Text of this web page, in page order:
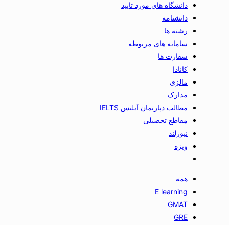
دانشگاه های مورد تایید
دانشنامه
رشته ها
سامانه های مربوطه
سفارت ها
کانادا
مالزی
مدارک
مطالب دپارتمان آیلتس IELTS
مقاطع تحصیلی
نیوزلند
ویژه
همه
E learning
GMAT
GRE